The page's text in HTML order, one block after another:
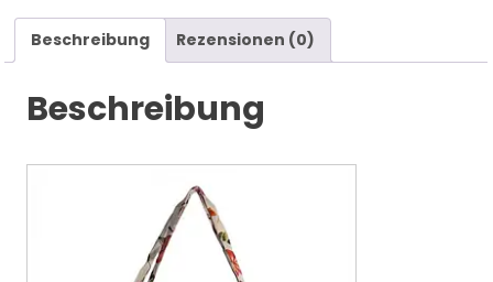
Beschreibung Rezensionen (0)
Beschreibung